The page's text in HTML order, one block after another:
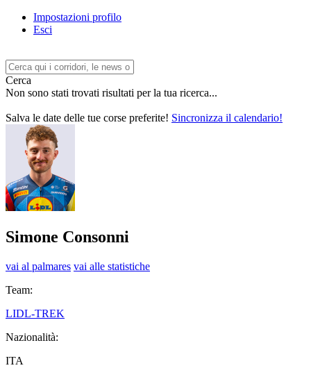
Impostazioni profilo
Esci
Cerca
Non sono stati trovati risultati per la tua ricerca...
Salva le date delle tue corse preferite! Sincronizza il calendario!
Simone Consonni
vai al palmares vai alle statistiche
Team:
LIDL-TREK
Nazionalità:
ITA